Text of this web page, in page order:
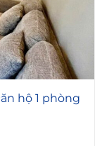
hộ 1 phòng